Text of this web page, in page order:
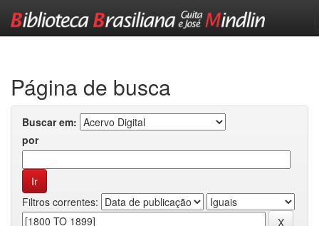
Página de busca
Buscar em:
por
Filtros correntes: